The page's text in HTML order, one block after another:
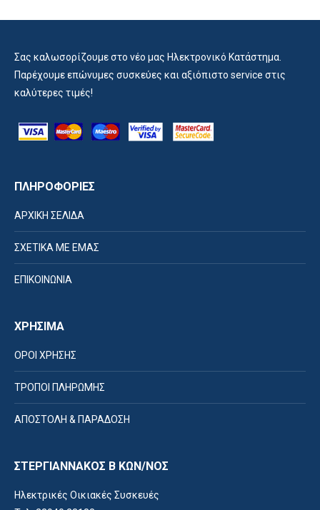
Σας καλωσορίζουμε στο νέο μας Ηλεκτρονικό Κατάστημα.
Παρέχουμε επώνυμες συσκεύες και αξιόπιστο service στις
καλύτερες τιμές!
ΠΛΗΡΟΦΟΡΙΕΣ
ΑΡΧΙΚΗ ΣΕΛΙΔΑ
ΣΧΕΤΙΚΑ ΜΕ ΕΜΑΣ
ΕΠΙΚΟΙΝΩΝΙΑ
ΧΡΗΣΙΜΑ
ΟΡΟΙ ΧΡΗΣΗΣ
ΤΡΟΠΟΙ ΠΛΗΡΩΜΗΣ
ΑΠΟΣΤΟΛΗ & ΠΑΡΑΔΟΣΗ
ΣΤΕΡΓΙΑΝΝΑΚΟΣ Β ΚΩΝ/ΝΟΣ
Ηλεκτρικές Οικιακές Συσκευές